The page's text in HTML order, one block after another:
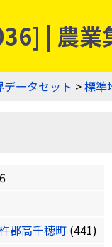
| 農業
ータセット >標準
郡高千穂町 (441)